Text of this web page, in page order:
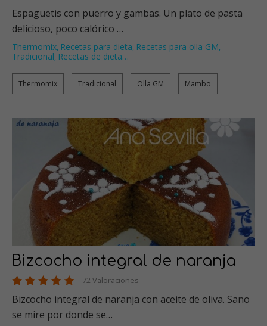
Espaguetis con puerro y gambas. Un plato de pasta
delicioso, poco calórico …
Thermomix, Recetas para dieta, Recetas para olla GM,
Tradicional, Recetas de dieta…
Thermomix Tradicional Olla GM Mambo
Bizcocho integral de naranja
72 Valoraciones
Bizcocho integral de naranja con aceite de oliva. Sano
se mire por donde se…